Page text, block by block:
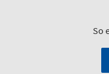
So